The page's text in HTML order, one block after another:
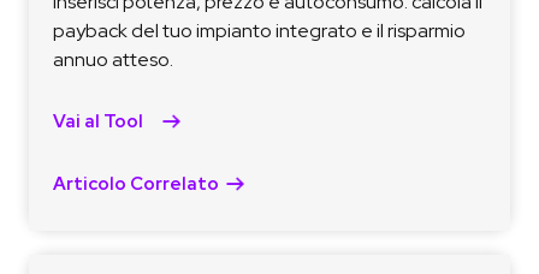
payback del tuo impianto integrato e il risparmio
annuo atteso.
Vai al Tool
Articolo Correlato